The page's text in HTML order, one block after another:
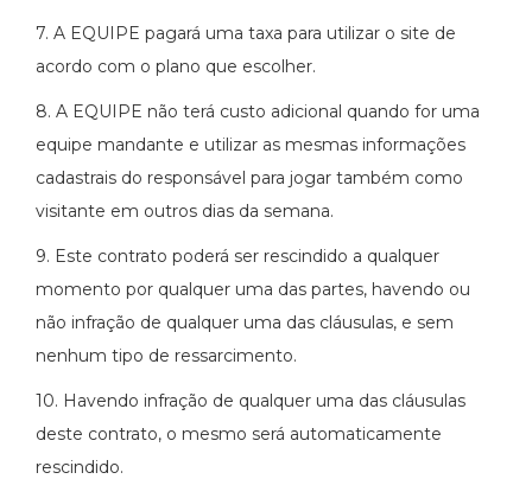
7. A EQUIPE pagará uma taxa para utilizar o site de
acordo com o plano que escolher.
8. A EQUIPE não terá custo adicional quando for uma
equipe mandante e utilizar as mesmas informações
cadastrais do responsável para jogar também como
visitante em outros dias da semana.
9. Este contrato poderá ser rescindido a qualquer
momento por qualquer uma das partes, havendo ou
não infração de qualquer uma das cláusulas, e sem
nenhum tipo de ressarcimento.
10. Havendo infração de qualquer uma das cláusulas
deste contrato, o mesmo será automaticamente
rescindido.